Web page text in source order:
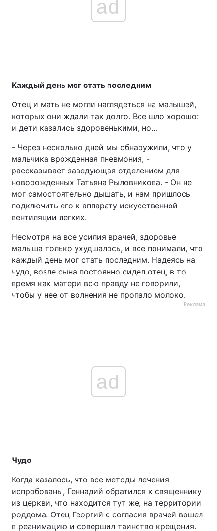
ad
Каждый день мог стать последним
Отец и мать не могли наглядеться на малышей,
которых они ждали так долго. Все шло хорошо:
и дети казались здоровенькими, но…
- Через несколько дней мы обнаружили, что у
мальчика врожденная пневмония, -
рассказывает заведующая отделением для
новорожденных Татьяна Рыловникова. - Он не
мог самостоятельно дышать, и нам пришлось
подключить его к аппарату искусственной
вентиляции легких.
Несмотря на все усилия врачей, здоровье
малыша только ухудшалось, и все понимали, что
каждый день мог стать последним. Надеясь на
чудо, возле сына постоянно сидел отец, в то
время как матери всю правду не говорили,
чтобы у нее от волнения не пропало молоко.
Реклама
ad
Чудо
Когда казалось, что все методы лечения
испробованы, Геннадий обратился к священнику
из церкви, что находится тут же, на территории
роддома. Отец Георгий с согласия врачей вошел
в реанимацию и совершил таинство крещения.